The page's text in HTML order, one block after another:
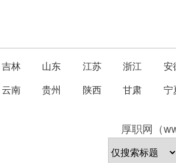
吉林 山东 江苏 浙江 安
云南 贵州 陕西 甘肃 宁
厚职网（